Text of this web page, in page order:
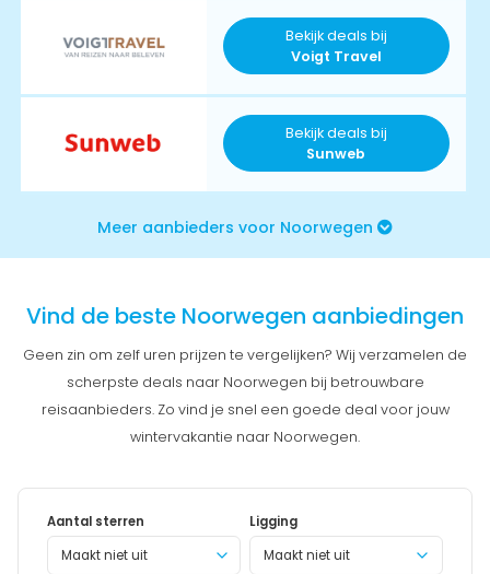
Bekijk deals bij
Voigt Travel
Bekijk deals bij
Sunweb
Meer aanbieders voor Noorwegen
Vind de beste Noorwegen aanbiedingen
Geen zin om zelf uren prijzen te vergelijken? Wij verzamelen de
scherpste deals naar Noorwegen bij betrouwbare
reisaanbieders. Zo vind je snel een goede deal voor jouw
wintervakantie naar Noorwegen.
Aantal sterren
Ligging
Maakt niet uit